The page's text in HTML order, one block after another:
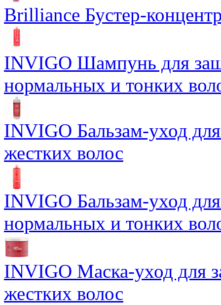
Brilliance Бустер-
INVIGO Шампунь для
нормальных и тонких
INVIGO Бальзам-уход
жестких волос
INVIGO Бальзам-уход
нормальных и тонких
INVIGO Маска-уход для
жестких волос